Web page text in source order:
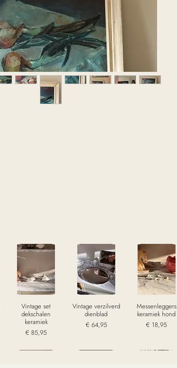
Vintage set
dekschalen
keramiek
Prijs
€ 85,95
Vintage verzilverd
dienblad
Prijs
€ 64,95
Messenleggers
keramiek hond
Prijs
€ 18,95